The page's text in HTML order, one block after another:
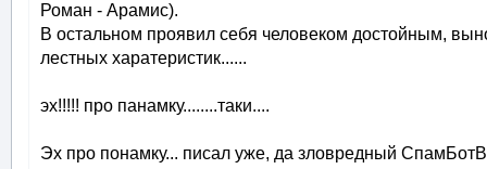
Роман - Арамис).
В остальном проявил себя человеком достойным,
лестных харатеристик......
эх!!!!! про панамку........таки....
Эх про понамку... писал уже, да зловредный